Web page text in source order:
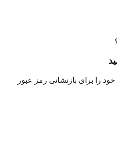
را برای بازنشانی رمز عبور